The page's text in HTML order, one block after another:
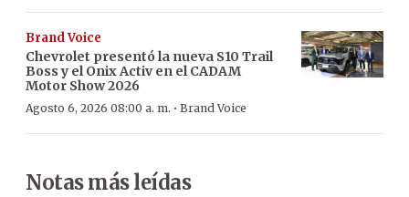
Brand Voice
Chevrolet presentó la nueva S10 Trail
Boss y el Onix Activ en el CADAM
Motor Show 2026
Agosto 6, 2026 08:00 a. m. · Brand Voice
Notas más leídas